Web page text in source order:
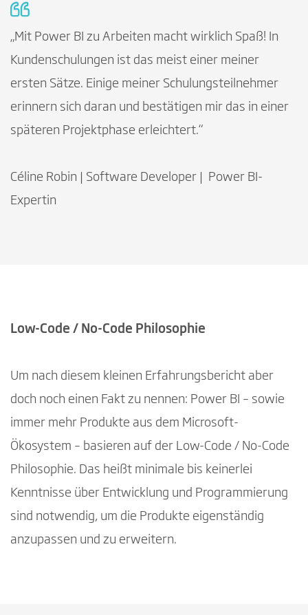
„Mit Power BI zu Arbeiten macht wirklich Spaß! In
Kundenschulungen ist das meist einer meiner
ersten Sätze. Einige meiner Schulungsteilnehmer
erinnern sich daran und bestätigen mir das in einer
späteren Projektphase erleichtert.“
Céline Robin | Software Developer | Power BI-
Expertin
Low-Code / No-Code Philosophie
Um nach diesem kleinen Erfahrungsbericht aber
doch noch einen Fakt zu nennen: Power BI – sowie
immer mehr Produkte aus dem Microsoft-
Ökosystem – basieren auf der Low-Code / No-Code
Philosophie. Das heißt minimale bis keinerlei
Kenntnisse über Entwicklung und Programmierung
sind notwendig, um die Produkte eigenständig
anzupassen und zu erweitern.